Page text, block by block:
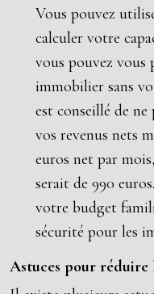
Vous pouvez
calculer votre
vous pouvez vous
immobilier sans
est conseillé de ne
vos revenus nets
euros net par
serait de 990
votre budget
sécurité pour les
Astuces pour réduire